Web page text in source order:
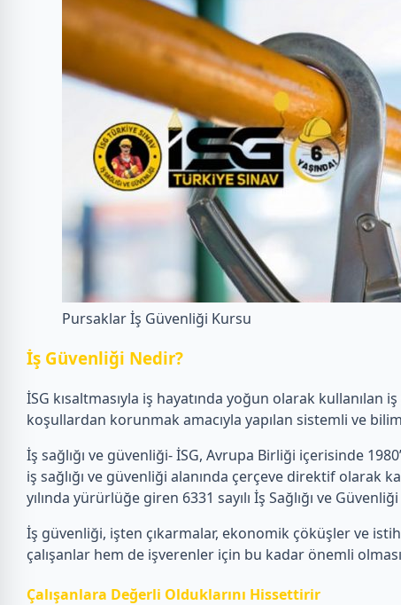
Pursaklar İş Güvenliği Kursu
İş Güvenliği Nedir?
İSG kısaltmasıyla iş hayatında yoğun olarak
koşullardan korunmak amacıyla yapılan sistemli ve
İş sağlığı ve güvenliği- İSG, Avrupa Birliği içerisinde
iş sağlığı ve güvenliği alanında çerçeve direktif olarak
yılında yürürlüğe giren 6331 sayılı İş Sağlığı ve
İş güvenliği, işten çıkarmalar, ekonomik çöküşler ve
çalışanlar hem de işverenler için bu kadar önemli
Çalışanlara Değerli Olduklarını Hissettirir